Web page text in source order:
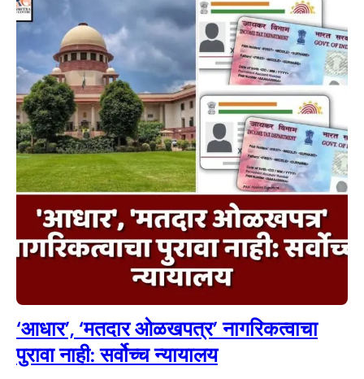
‘आधार’, ‘मतदार ओळखपत्र’ नागरिकत्वाचा
पुरावा नाही: सर्वोच्च न्यायालय